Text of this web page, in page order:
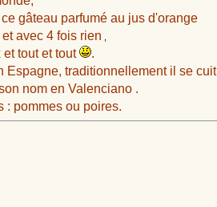
gâteau parfumé au jus d'orange
avec 4 fois rien
et tout et tout
.
Espagne, traditionnellement il se cuit
nom en Valenciano .
: pommes ou poires.